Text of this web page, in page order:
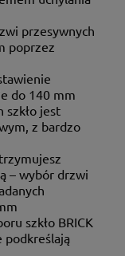
przesywnych
poprzez
do 140 mm
szkło jest
z bardzo
– wybór drzwi
szkło BRICK